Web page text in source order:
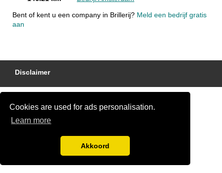
Cookies are used for ads personalisation.
Learn more
Akkoord
Bent of kent u een company in Brillerij? Meld een bedrijf gratis
aan
Disclaimer